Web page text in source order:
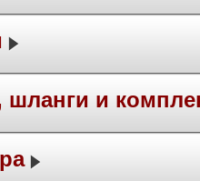
шланги и